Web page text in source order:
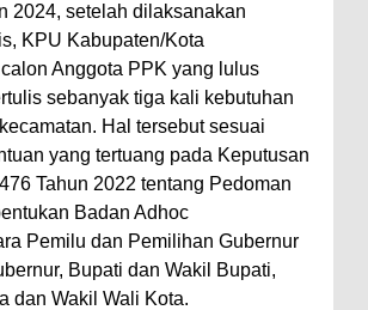
Bhayangkara Ke-80, Kapolres
Bima: Jadikan Tugas Sebagai
Ibadah, Kepercayaan Rakyat
Landasan Utama
Kado HUT Bhayangkara Ke-80,
Kapolres Bima Pimpin Kenaikan
Pangkat 42 Personel
Bakti Sosial Bhayangkara Ke-80,
2024, setelah dilaksanakan
KPU Kabupaten/Kota
Anggota PPK yang lulus
sebanyak tiga kali kebutuhan
Hal tersebut sesuai
yang tertuang pada Keputusan
Tahun 2022 tentang Pedoman
Badan Adhoc
Pemilu dan Pemilihan Gubernur
Bupati dan Wakil Bupati,
dan Wakil Wali Kota.